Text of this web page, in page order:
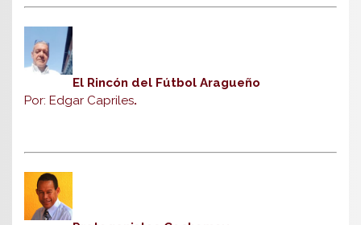
El Rincón del Fútbol Aragueño
Por: Edgar Capriles.